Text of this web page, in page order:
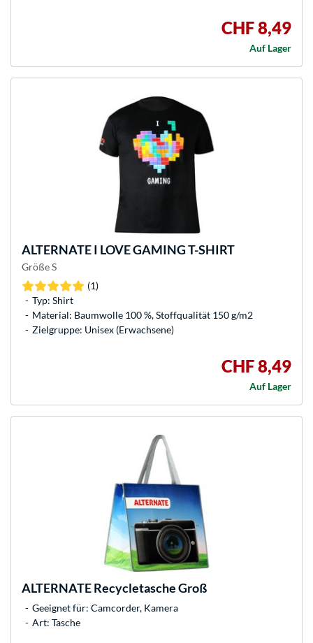
CHF 8,49
Auf Lager
ALTERNATEI LOVE GAMING T-SHIRT
Größe S
(1)
Typ: Shirt
Material: Baumwolle 100 %, Stoffqualität 150 g/m2
Zielgruppe: Unisex (Erwachsene)
CHF 8,49
Auf Lager
ALTERNATERecycletasche Groß
Geeignet für: Camcorder, Kamera
Art: Tasche